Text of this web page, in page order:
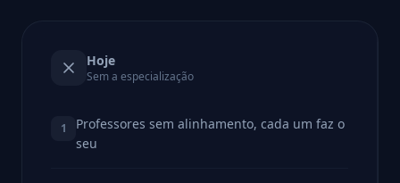
Hoje
Sem a especialização
1
Professores sem alinhamento, cada um faz o
seu